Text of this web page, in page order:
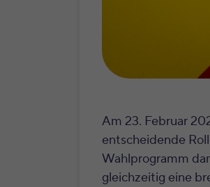
Am 23. Februar
entscheidende
Wahlprogramm
gleichzeitig eine